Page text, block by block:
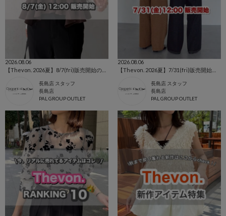
2026.08.06
長島店 スタッフ
長島店
PAL GROUP OUTLET
2026.08.06
【Thevon. 2026夏】7/31(fri)販売開始🔔YUNAデニム新色&新サイズ登場🌷
長島店 スタッフ
長島店
PAL GROUP OUTLET